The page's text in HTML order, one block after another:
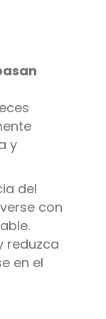
y
del
con
reduzca
en el